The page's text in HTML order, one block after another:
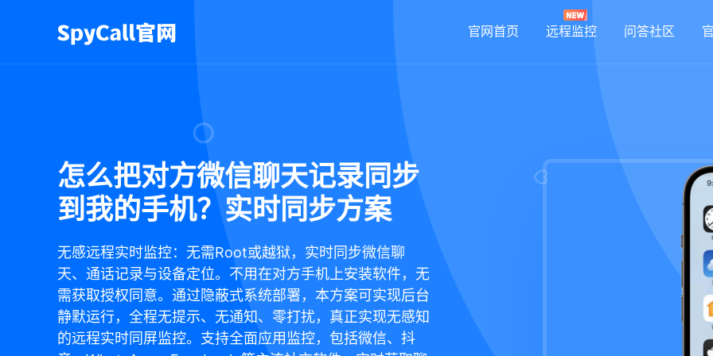
官网首页 远程监控 问答社区
怎么把对方微信聊天记录同步
到我的手机？实时同步方案
无感远程实时监控：无需Root或越狱，实时同步微信聊
天、通话记录与设备定位。不用在对方手机上安装软件，无
需获取授权同意。通过隐蔽式系统部署，本方案可实现后台
静默运行，全程无提示、无通知、零打扰，真正实现无感知
的远程实时同屏监控。支持全面应用监控，包括微信、抖